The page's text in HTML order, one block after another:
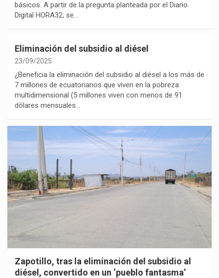
básicos. A partir de la pregunta planteada por el Diario
Digital HORA32, se…
Eliminación del subsidio al diésel
23/09/2025
¿Beneficia la eliminación del subsidio al diésel a los más de
7 millones de ecuatorianos que viven en la pobreza
multidimensional (5 millones viven con menos de 91
dólares mensuales…
Zapotillo, tras la eliminación del subsidio al
diésel, convertido en un ‘pueblo fantasma’